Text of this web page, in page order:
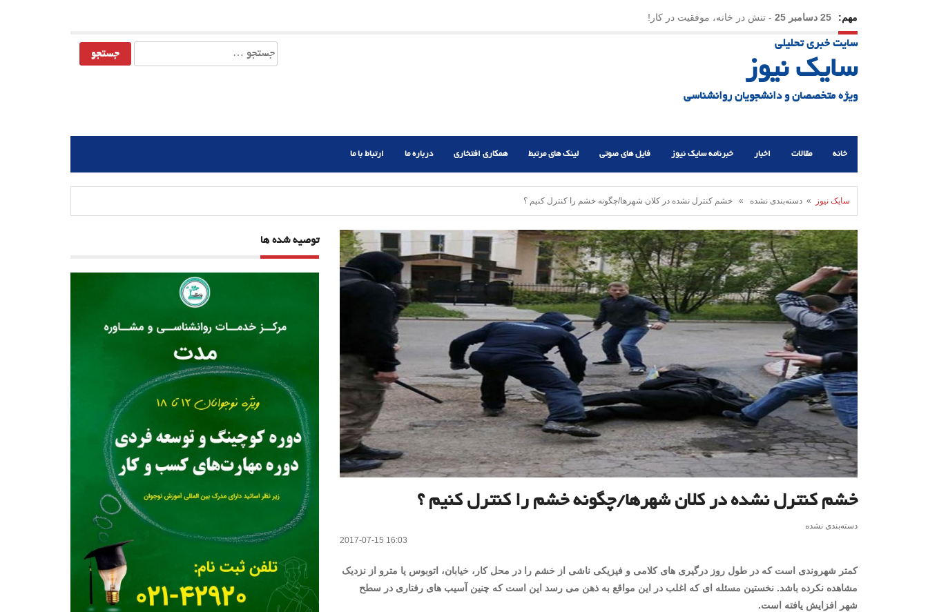
مهم: 25 دسامبر 25 - تنش در خانه، موفقیت در کار!
23 دسامبر 25
سایت خبری تحلیلی
سایک نیوز
ویژه متخصصان و دانشجویان روانشناسی
جستجو
برای:
خانه مقالات اخبار خبرنامه سایک نیوز فایل های صوتی لینک های مرتبط همکاری افتخاری درباره ما ارتباط با ما
سایک نیوز » دسته‌بندی نشده » خشم کنترل نشده در کلان شهرها/چگونه خشم را کنترل کنیم ؟
خشم کنترل نشده در کلان شهرها/چگونه خشم را کنترل کنیم ؟
دسته‌بندی نشده
2017-07-15 16:03
کمتر شهروندی است که در طول روز درگیری های کلامی و فیزیکی ناشی از خشم را در محل کار، خیابان، اتوبوس یا مترو از نزدیک
مشاهده نکرده باشد. نخستین مسئله ای که اغلب در این مواقع به ذهن می رسد این است که چنین آسیب های رفتاری در سطح
شهر افزایش یافته است.
توصیه شده ها